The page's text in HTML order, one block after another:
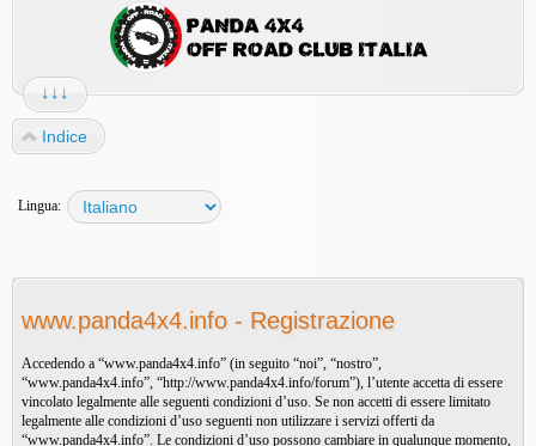
↓↓↓
Indice
Lingua:
www.panda4x4.info - Registrazione
Accedendo a “www.panda4x4.info” (in seguito “noi”, “nostro”,
“www.panda4x4.info”, “http://www.panda4x4.info/forum”), l’utente accetta di essere
vincolato legalmente alle seguenti condizioni d’uso. Se non accetti di essere limitato
legalmente alle condizioni d’uso seguenti non utilizzare i servizi offerti da
“www.panda4x4.info”. Le condizioni d’uso possono cambiare in qualunque momento,